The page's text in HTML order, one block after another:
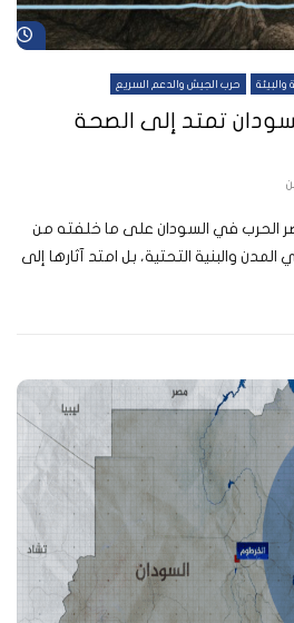
والبيئة حرب الجيش والدعم السريع
تمتد إلى الصحة
2026 لم تقتصر الحرب في السودان على ما خلفته من
والبنية التحتية، بل امتد آثارها إلى